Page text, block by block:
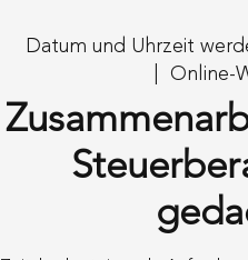
Datum und Uhrzeit
Online-